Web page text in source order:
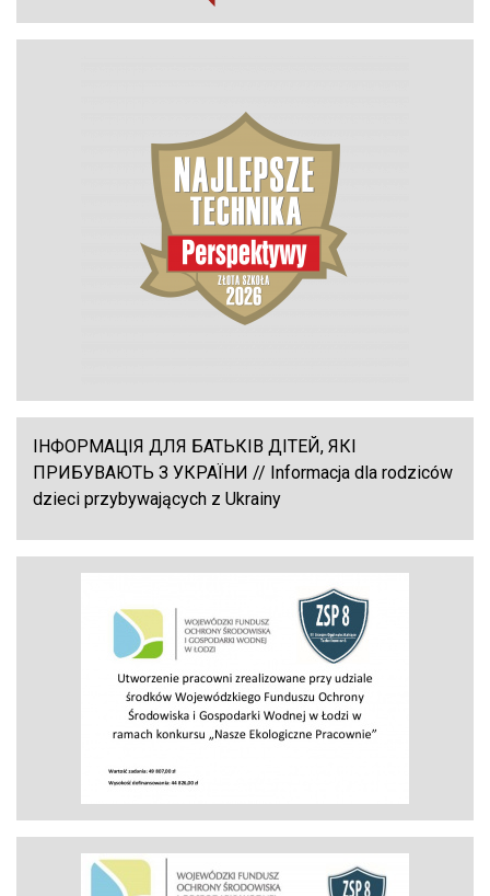
ІНФОРМАЦІЯ ДЛЯ БАТЬКІВ ДІТЕЙ, ЯКІ
ПРИБУВАЮТЬ З УКРАЇНИ // Informacja dla rodziców
dzieci przybywających z Ukrainy